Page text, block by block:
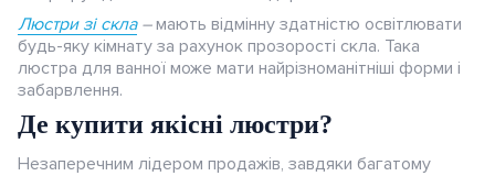
Люстри зі скла–мають відмінну здатністю освітлювати
будь-яку кімнату за рахунок прозорості скла. Така
люстра для ванної може мати найрізноманітніші форми і
забарвлення.
Де купити якісні люстри?
Незаперечним лідером продажів, завдяки багатому
Нульові шини
Аксесуари
Клейові пістолети
Робочі столи
Аксесуари та витратний
Кущорізи
Інше садове приладдя
Ножиці
Вимірювання
установки
Тепловентилятори
Аксесуари для промислової
вентиляції
децентралізованих ПВУ
централізованих ПВУ
Решітки та анемостати
Дифузори
Ревізійні дверцята
Кріпленя для сонячних панелей
Розумний будинок
NETATMO (Legrand)
JUNG HOME